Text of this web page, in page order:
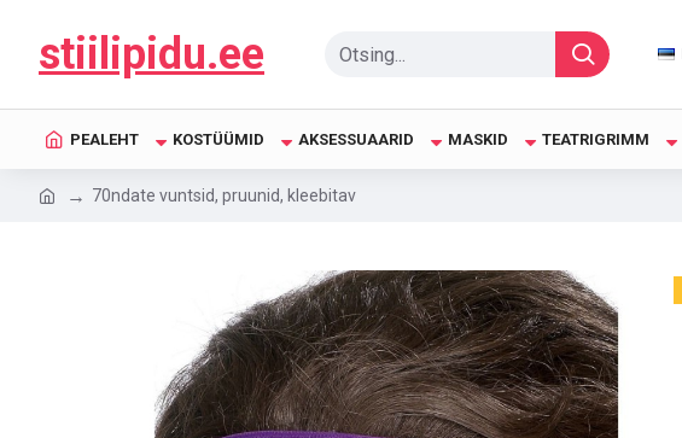
stiilipidu.ee
PEALEHT KOSTÜÜMID AKSESSUAARID MASKID TEATRIGRIMM
70ndate vuntsid, pruunid, kleebitav